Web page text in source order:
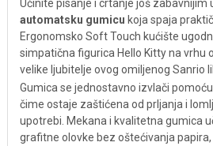
Učinite pisanje i crtanje još zabavnijim
automatsku gumicu koja spaja
Ergonomsko Soft Touch kućište
simpatična figurica Hello Kitty na vrhu
velike ljubitelje ovog omiljenog Sanrio
Gumica se jednostavno izvlači
čime ostaje zaštićena od prljanja i
upotrebi. Mekana i kvalitetna gumica
grafitne olovke bez oštećivanja